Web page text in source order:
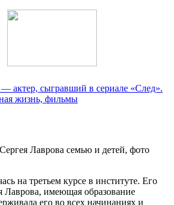
актер, сыгравший в сериале «След».
жизнь, фильмы
Лаврова семью и детей, фото
на третьем курсе в институте. Его
Лаврова, имеющая образование
его во всех начинаниях и